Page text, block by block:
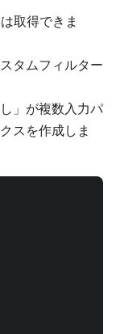
取得できま
タムフィルター
」が複数入力パ
スを作成しま